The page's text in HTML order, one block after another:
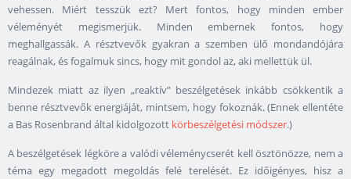
vehessen. Miért tesszük ezt? Mert fontos, hogy minden ember
véleményét megismerjük. Minden embernek fontos, hogy
meghallgassák. A résztvevők gyakran a szemben ülő mondandójára
reagálnak, és fogalmuk sincs, hogy mit gondol az, aki mellettük ül.
Mindezek miatt az ilyen „reaktív” beszélgetések inkább csökkentik a
benne résztvevők energiáját, mintsem, hogy fokoznák. (Ennek ellentéte
a Bas Rosenbrand által kidolgozott körbeszélgetési módszer.)
A beszélgetések légköre a valódi véleménycserét kell ösztönözze, nem a
téma egy megadott megoldás felé terelését. Ez időigényes, hisz a